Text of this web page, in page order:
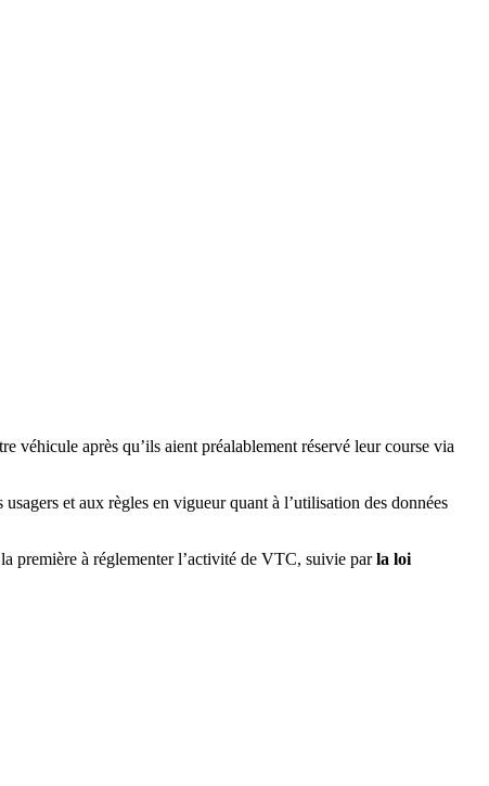
véhicule après qu’ils aient préalablement réservé leur course via
et aux règles en vigueur quant à l’utilisation des données
première à réglementer l’activité de VTC, suivie parla loi